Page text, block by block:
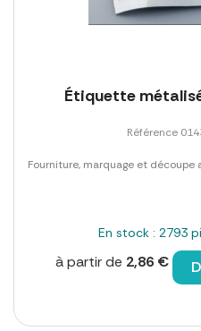
Étiquette
Référence
Fourniture, marquage et
En stock : 2793
à partir de 2,86 €